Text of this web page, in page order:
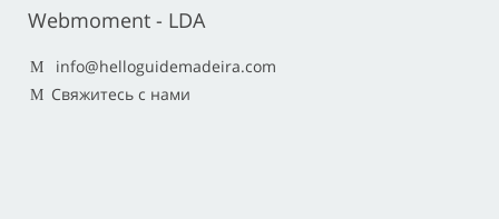
Webmoment - LDA
info@helloguidemadeira.com
Свяжитесь с нами